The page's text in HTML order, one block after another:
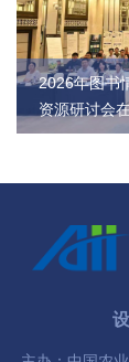
书
馆
期
2026年图书
资源研讨会